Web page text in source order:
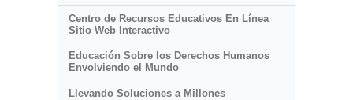
Centro de Recursos Educativos En Línea
Sitio Web Interactivo
Educación Sobre los Derechos Humanos
Envolviendo el Mundo
Llevando Soluciones a Millones